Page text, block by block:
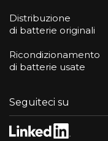
Distribuzione
di batterie originali
Ricondizionamento
di batterie usate
Seguiteci su